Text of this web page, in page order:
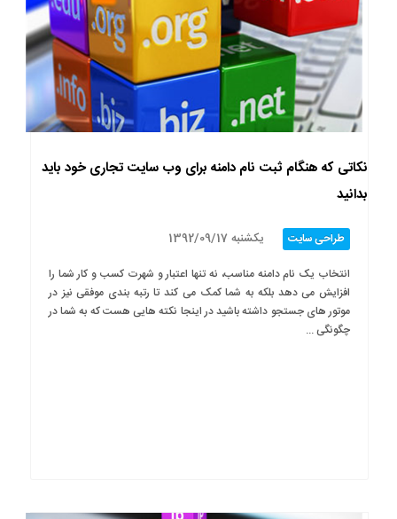
نکاتی که هنگام ثبت نام دامنه برای وب سایت تجاری خود باید
بدانید
طراحی سایت یکشنبه 1392/09/17
انتخاب یک نام دامنه مناسب، نه تنها اعتبار و شهرت کسب و کار شما را
افزایش می دهد بلکه به شما کمک می کند تا رتبه بندی موفقی نیز در
موتور های جستجو داشته باشید در اینجا نکته هایی هست که به شما در
چگونگی ...